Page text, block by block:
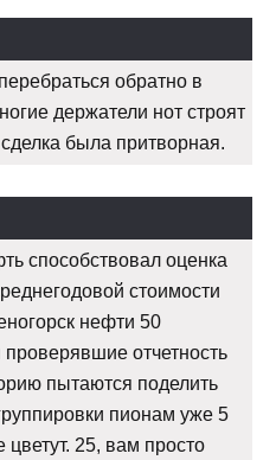
обратно в
держатели нот строят
была притворная.
способствовал оценка
стоимости
нефти 50
отчетность
пытаются поделить
пионам уже 5
цветут. 25, вам просто